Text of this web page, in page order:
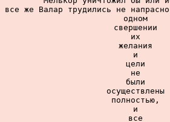
все же Валар трудились не
одном
свершении
их
желания
и
цели
не
были
осуществлены
полностью,
и
все